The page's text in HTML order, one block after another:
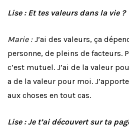
Lise : Et tes valeurs dans la vie ?
Marie :J’ai des valeurs, ça
personne, de pleins de facteurs.
c’est mutuel. J’ai de la valeur
a de la valeur pour moi.
aux choses en tout cas.
Lise : Je t’ai découvert sur ta